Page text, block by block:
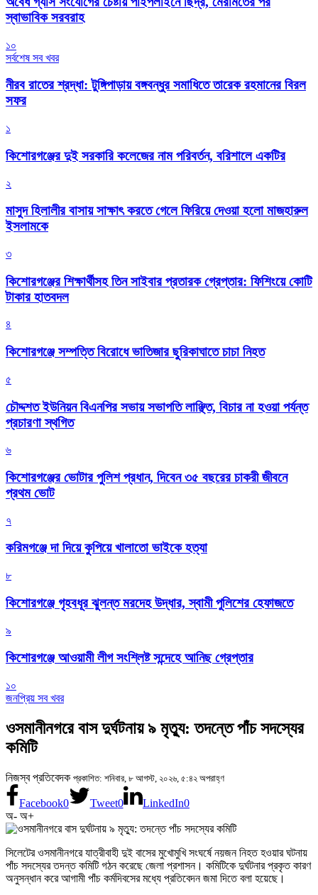
স্বাভাবিক সরবরাহ
১০
সর্বশেষ সব খবর
নীরব রাতের শ্রদ্ধা: টুঙ্গিপাড়ায় বঙ্গবন্ধুর সমাধিতে তারেক রহমানের বিরল
সফর
১
কিশোরগঞ্জের দুই সরকারি কলেজের নাম পরিবর্তন, বরিশালে একটির
২
মাসুদ হিলালীর বাসায় সাক্ষাৎ করতে গেলে ফিরিয়ে দেওয়া হলো মাজহারুল
ইসলামকে
৩
কিশোরগঞ্জের শিক্ষার্থীসহ তিন সাইবার প্রতারক গ্রেপ্তার: ফিশিংয়ে কোটি
টাকার হাতবদল
৪
কিশোরগঞ্জে সম্পত্তি বিরোধে ভাতিজার ছুরিকাঘাতে চাচা নিহত
৫
চৌদ্দশত ইউনিয়ন বিএনপির সভায় সভাপতি লাঞ্ছিত, বিচার না হওয়া পর্যন্ত
প্রচারণা স্থগিত
৬
কিশোরগঞ্জের ভোটার পুলিশ প্রধান, দিবেন ৩৫ বছরের চাকরী জীবনে
প্রথম ভোট
৭
করিমগঞ্জে দা দিয়ে কুপিয়ে খালাতো ভাইকে হত্যা
৮
কিশোরগঞ্জে গৃহবধূর ঝুলন্ত মরদেহ উদ্ধার, স্বামী পুলিশের হেফাজতে
৯
কিশোরগঞ্জে আওয়ামী লীগ সংশ্লিষ্ট সন্দেহে আনিছ গ্রেপ্তার
১০
জনপ্রিয় সব খবর
ওসমানীনগরে বাস দুর্ঘটনায় ৯ মৃত্যু: তদন্তে পাঁচ সদস্যের
কমিটি
নিজস্ব প্রতিবেদক প্রকাশিত: শনিবার, ৮ আগস্ট, ২০২৬, ৫:৪২ অপরাহ্ণ
Facebook0 Tweet0 LinkedIn0
অ- অ+
সিলেটের ওসমানীনগরে যাত্রীবাহী দুই বাসের মুখোমুখি সংঘর্ষে নয়জন নিহত হওয়ার ঘটনায়
পাঁচ সদস্যের তদন্ত কমিটি গঠন করেছে জেলা প্রশাসন। কমিটিকে দুর্ঘটনার প্রকৃত কারণ
অনুসন্ধান করে আগামী পাঁচ কর্মদিবসের মধ্যে প্রতিবেদন জমা দিতে বলা হয়েছে।